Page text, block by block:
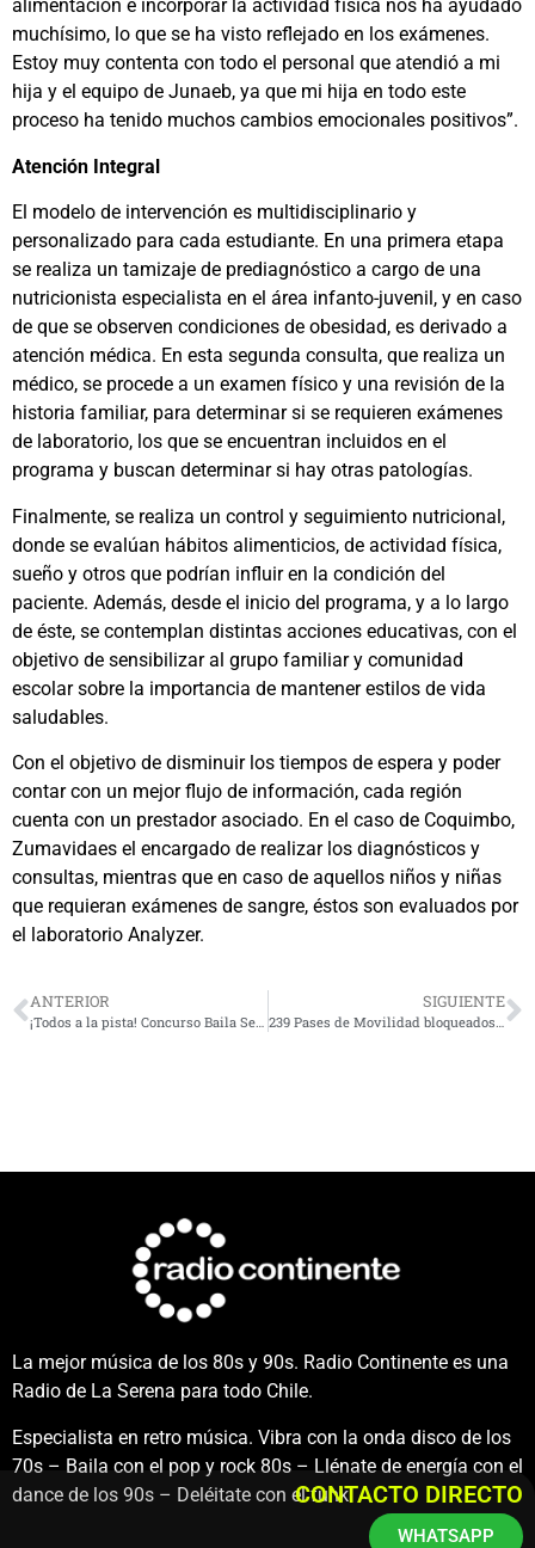
alimentación e incorporar la actividad física nos ha ayudado
muchísimo, lo que se ha visto reflejado en los exámenes.
Estoy muy contenta con todo el personal que atendió a mi
hija y el equipo de Junaeb, ya que mi hija en todo este
proceso ha tenido muchos cambios emocionales positivos”.
Atención Integral
El modelo de intervención es multidisciplinario y
personalizado para cada estudiante. En una primera etapa
se realiza un tamizaje de prediagnóstico a cargo de una
nutricionista especialista en el área infanto-juvenil, y en caso
de que se observen condiciones de obesidad, es derivado a
atención médica. En esta segunda consulta, que realiza un
médico, se procede a un examen físico y una revisión de la
historia familiar, para determinar si se requieren exámenes
de laboratorio, los que se encuentran incluidos en el
programa y buscan determinar si hay otras patologías.
Finalmente, se realiza un control y seguimiento nutricional,
donde se evalúan hábitos alimenticios, de actividad física,
sueño y otros que podrían influir en la condición del
paciente. Además, desde el inicio del programa, y a lo largo
de éste, se contemplan distintas acciones educativas, con el
objetivo de sensibilizar al grupo familiar y comunidad
escolar sobre la importancia de mantener estilos de vida
saludables.
Con el objetivo de disminuir los tiempos de espera y poder
contar con un mejor flujo de información, cada región
cuenta con un prestador asociado. En el caso de Coquimbo,
Zumavidaes el encargado de realizar los diagnósticos y
consultas, mientras que en caso de aquellos niños y niñas
que requieran exámenes de sangre, éstos son evaluados por
el laboratorio Analyzer.
ANTERIOR
¡Todos a la pista! Concurso Baila Serena celebrará su tercera versión
SIGUIENTE
239 Pases de Movilidad bloqueados en la región por no cumplir con la normativa sanitaria
La mejor música de los 80s y 90s. Radio Continente es una
Radio de La Serena para todo Chile.
Especialista en retro música. Vibra con la onda disco de los
70s – Baila con el pop y rock 80s – Llénate de energía con el
dance de los 90s – Deléitate con el funk.CONTACTO DIRECTO
WHATSAPP